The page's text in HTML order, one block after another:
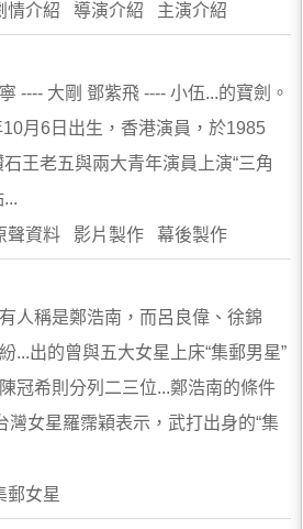
介紹 導演介紹 主演介紹
---- 大剛 鄧紫飛 ---- 小伍...的寶劍。
月6日出生，香港演員，於1985
王老五與兩大青年演員上演“三角
資料 影片製作 幕後製作
人稱是鄭浩南，而呂良偉、徐錦
...出的曾與五大女星上床“集郵男星”
冠希則分列二三位...鄭浩南的條件
灣女星羅霈穎表示，武打出身的“集
女星